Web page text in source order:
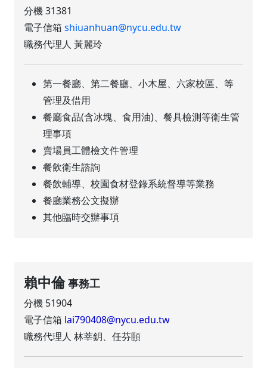
分機 31381
電子信箱shiuanhuan@nycu.edu.tw
職務代理人 黃麗玲
第一餐廳、第二餐廳、小木屋、六家校區、等
管理及借用
餐廳食品(含冰塊、食用油)、餐具檢測等衛生管
理事項
賣場員工體檢文件管理
餐飲衛生諮詢
餐飲輔導、校園食材登錄系統督導等業務
餐廳業務公文擬辦
其他臨時交辦事項
賴中倫事務工
分機 51904
電子信箱 lai790408@nycu.edu.tw
職務代理人 林莘鈅、任芬頤